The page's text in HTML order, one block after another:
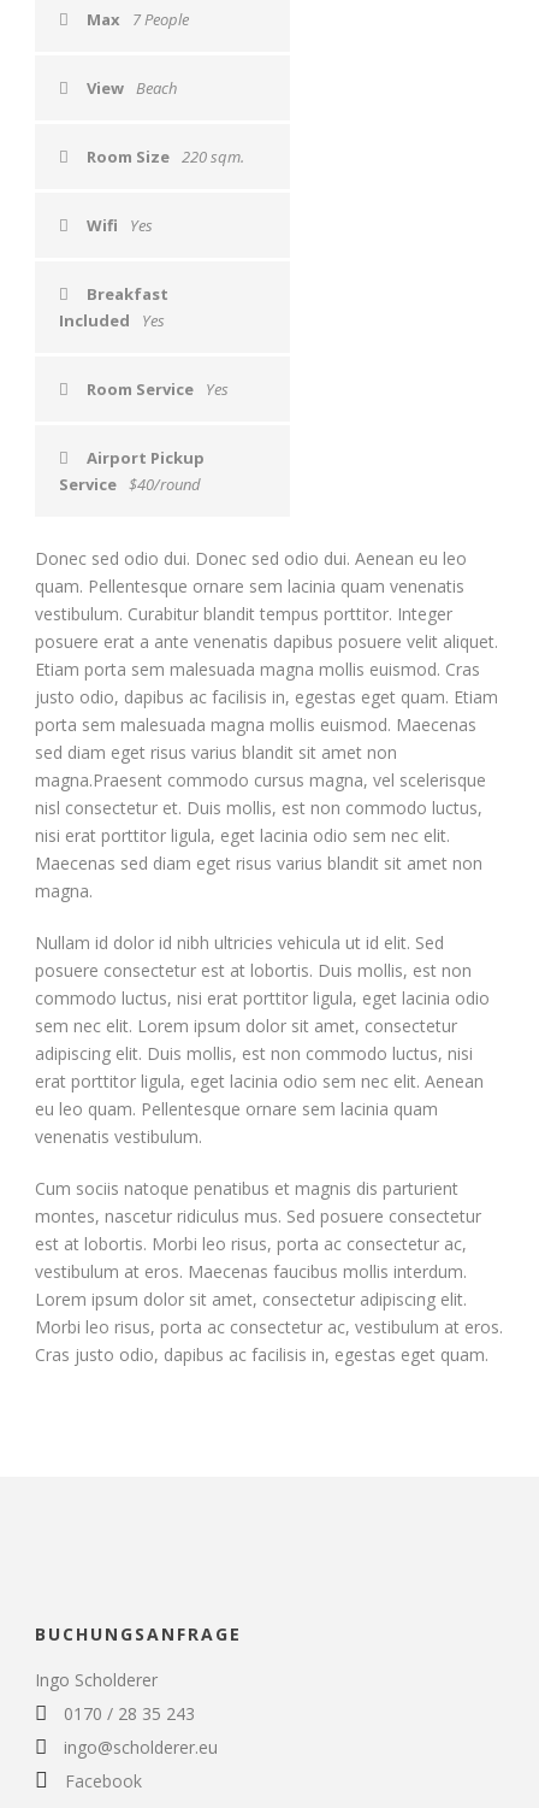
Max 7 People
View Beach
Room Size 220 sqm.
Wifi Yes
Breakfast
Included
Yes
Room Service Yes
Airport Pickup
Service $40/round
Donec sed odio dui. Donec sed odio dui. Aenean eu leo
quam. Pellentesque ornare sem lacinia quam venenatis
vestibulum. Curabitur blandit tempus porttitor. Integer
posuere erat a ante venenatis dapibus posuere velit aliquet.
Etiam porta sem malesuada magna mollis euismod. Cras
justo odio, dapibus ac facilisis in, egestas eget quam. Etiam
porta sem malesuada magna mollis euismod. Maecenas
sed diam eget risus varius blandit sit amet non
magna.Praesent commodo cursus magna, vel scelerisque
nisl consectetur et. Duis mollis, est non commodo luctus,
nisi erat porttitor ligula, eget lacinia odio sem nec elit.
Maecenas sed diam eget risus varius blandit sit amet non
magna.
Nullam id dolor id nibh ultricies vehicula ut id elit. Sed
posuere consectetur est at lobortis. Duis mollis, est non
commodo luctus, nisi erat porttitor ligula, eget lacinia odio
sem nec elit. Lorem ipsum dolor sit amet, consectetur
adipiscing elit. Duis mollis, est non commodo luctus, nisi
erat porttitor ligula, eget lacinia odio sem nec elit. Aenean
eu leo quam. Pellentesque ornare sem lacinia quam
venenatis vestibulum.
Cum sociis natoque penatibus et magnis dis parturient
montes, nascetur ridiculus mus. Sed posuere consectetur
est at lobortis. Morbi leo risus, porta ac consectetur ac,
vestibulum at eros. Maecenas faucibus mollis interdum.
Lorem ipsum dolor sit amet, consectetur adipiscing elit.
Morbi leo risus, porta ac consectetur ac, vestibulum at eros.
Cras justo odio, dapibus ac facilisis in, egestas eget quam.
BUCHUNGSANFRAGE
Ingo Scholderer
0170 / 28 35 243
ingo@scholderer.eu
Facebook